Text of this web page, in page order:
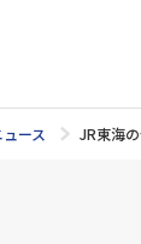
ース JR東海